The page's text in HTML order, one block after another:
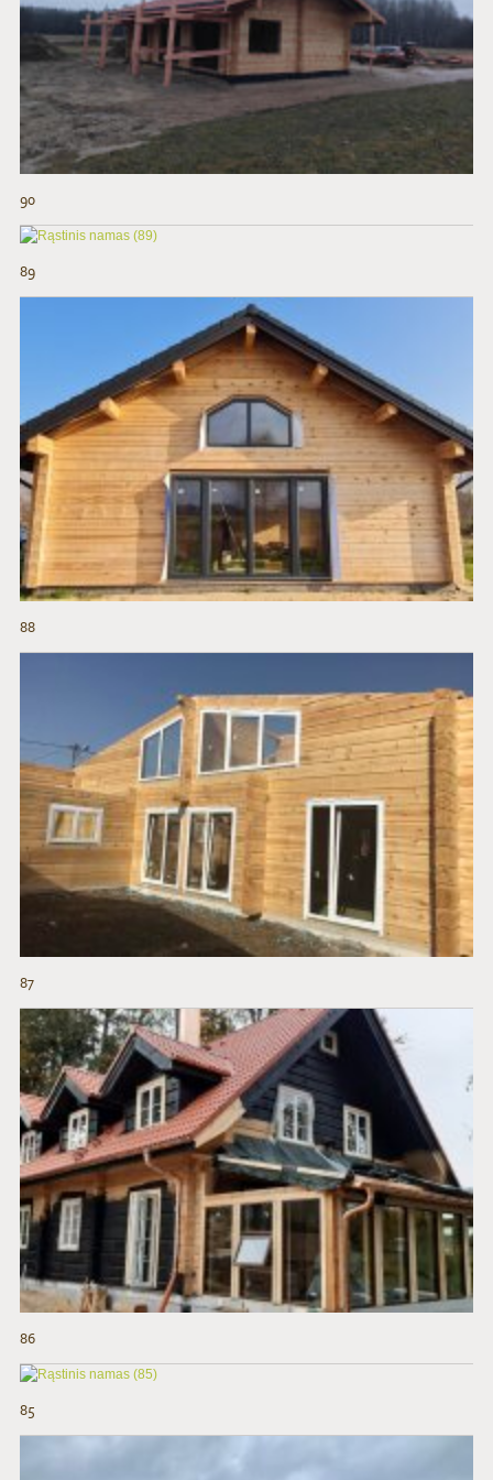
90
89
88
87
86
85